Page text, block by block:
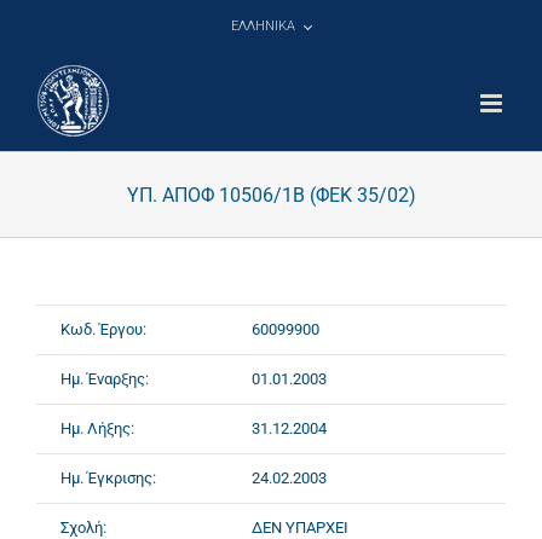
ΕΛΛΗΝΙΚΑ
ΥΠ. ΑΠΟΦ 10506/1Β (ΦΕΚ 35/02)
Κωδ. Έργου: 60099900
Ημ. Έναρξης: 01.01.2003
Ημ. Λήξης: 31.12.2004
Ημ. Έγκρισης: 24.02.2003
Σχολή: ΔΕΝ ΥΠΑΡΧΕΙ